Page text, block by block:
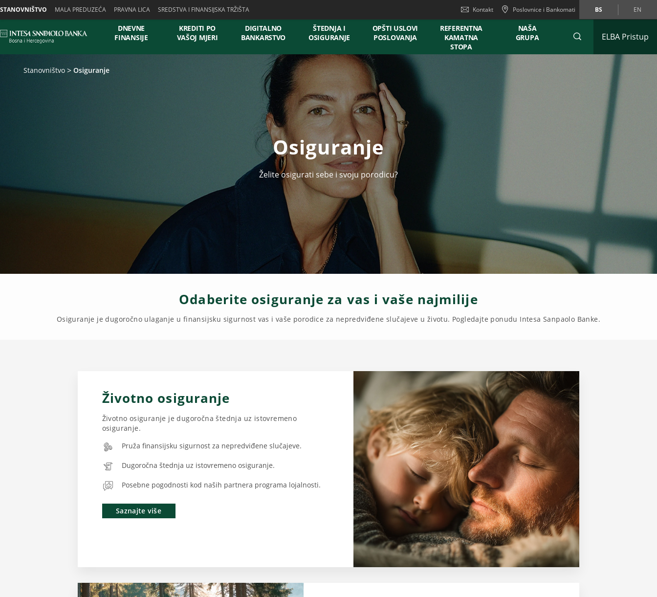
STANOVNIŠTVO MALA PREDUZEĆA PRAVNA LICA SREDSTVA I FINANSIJSKA TRŽIŠTA Kontakt Poslovnice i Bankomati BS EN
DNEVNE
FINANSIJE
KREDITI PO
VAŠOJ MJERI
DIGITALNO
BANKARSTVO
ŠTEDNJA I
OSIGURANJE
OPŠTI USLOVI
POSLOVANJA
REFERENTNA
KAMATNA
STOPA
NAŠA
GRUPA
ELBA Pristup
Stanovništvo Osiguranje
Osiguranje
Želite osigurati sebe i svoju porodicu?
Odaberite osiguranje za vas i vaše najmilije
Osiguranje je dugoročno ulaganje u finansijsku sigurnost vas i vaše porodice za nepredviđene slučajeve u životu. Pogledajte ponudu Intesa Sanpaolo Banke.
Životno osiguranje
Životno osiguranje je dugoročna štednja uz istovremeno
osiguranje.
Pruža finansijsku sigurnost za nepredviđene slučajeve.
Dugoročna štednja uz istovremeno osiguranje.
Posebne pogodnosti kod naših partnera programa lojalnosti.
Saznajte više